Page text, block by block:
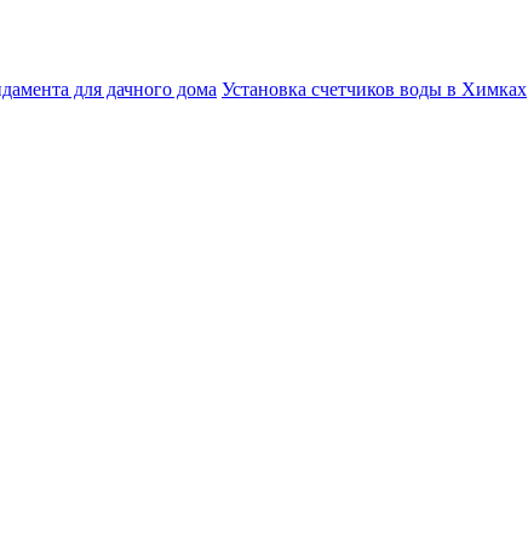
для дачного дома Установка счетчиков воды в Химках